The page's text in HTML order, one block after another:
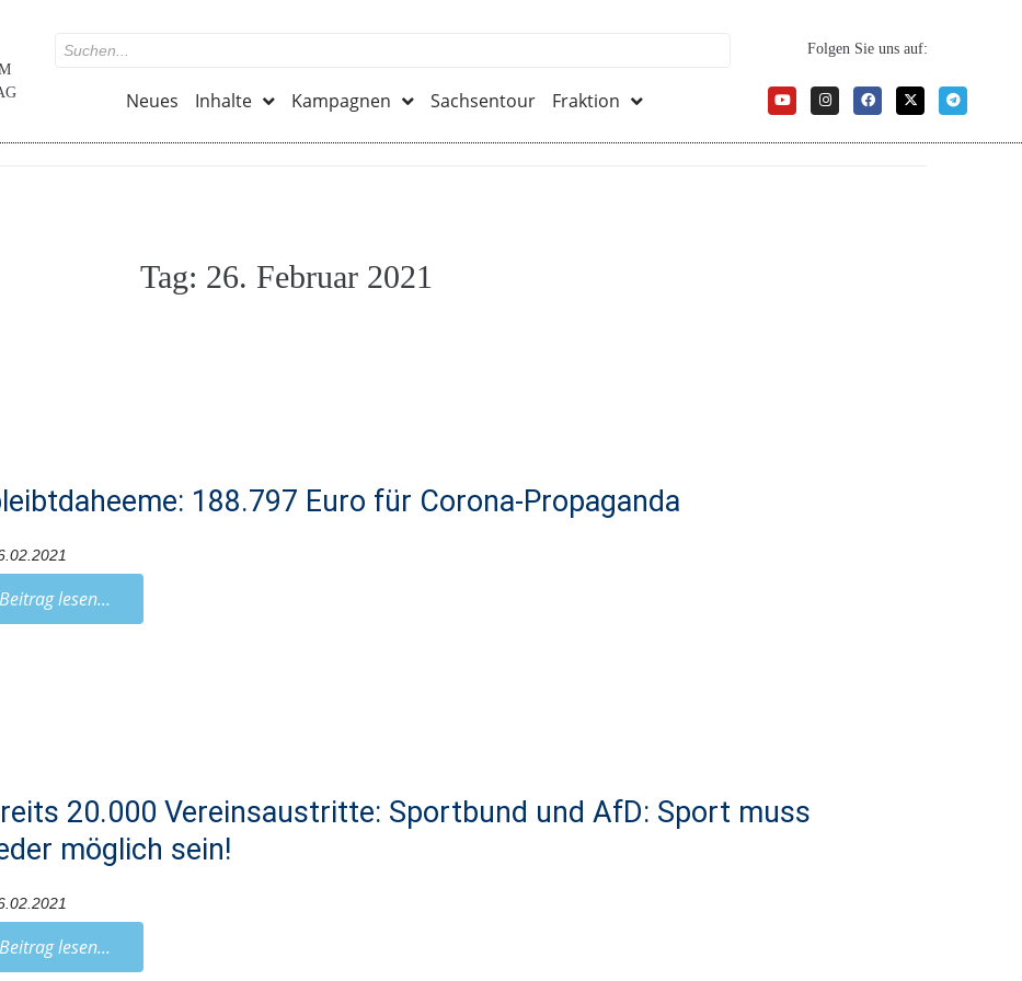
Neues Inhalte Kampagnen Sachsentour Fraktion
Folgen Sie uns auf:
Tag: 26. Februar 2021
188.797 Euro für Corona-Propaganda
Beitrag lesen...
20.000 Vereinsaustritte: Sportbund und AfD: Sport muss
möglich sein!
Beitrag lesen...